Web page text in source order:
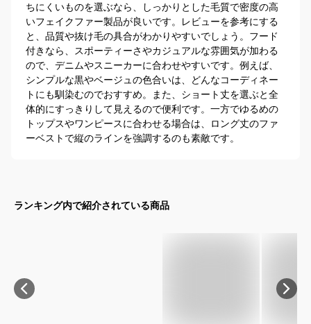
ちにくいものを選ぶなら、しっかりとした毛質で密度の高
いフェイクファー製品が良いです。レビューを参考にする
と、品質や抜け毛の具合がわかりやすいでしょう。フード
付きなら、スポーティーさやカジュアルな雰囲気が加わる
ので、デニムやスニーカーに合わせやすいです。例えば、
シンプルな黒やベージュの色合いは、どんなコーディネー
トにも馴染むのでおすすめ。また、ショート丈を選ぶと全
体的にすっきりして見えるので便利です。一方でゆるめの
トップスやワンピースに合わせる場合は、ロング丈のファ
ーベストで縦のラインを強調するのも素敵です。
ランキング内で紹介されている商品